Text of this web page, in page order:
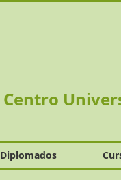
Centro
Diplomados